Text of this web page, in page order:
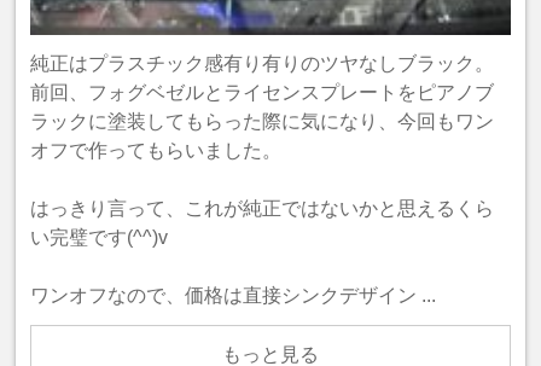
純正はプラスチック感有り有りのツヤなしブラック。
前回、フォグベゼルとライセンスプレートをピアノブ
ラックに塗装してもらった際に気になり、今回もワン
オフで作ってもらいました。
はっきり言って、これが純正ではないかと思えるくら
い完璧です(^^)v
ワンオフなので、価格は直接シンクデザイン ...
もっと見る